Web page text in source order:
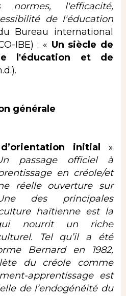
normes, l'efficacité,
de l'éducation
Bureau international
IBE) : « Un siècle de
l'éducation et de
générale
initial »
passage officiel à
en créole/et
réelle ouverture
sur
des principales
haïtienne est la
nourrit un riche
Tel qu’il a été
Bernard en 1982,
du créole
comme
apprentissage est
de l’endogénéité du